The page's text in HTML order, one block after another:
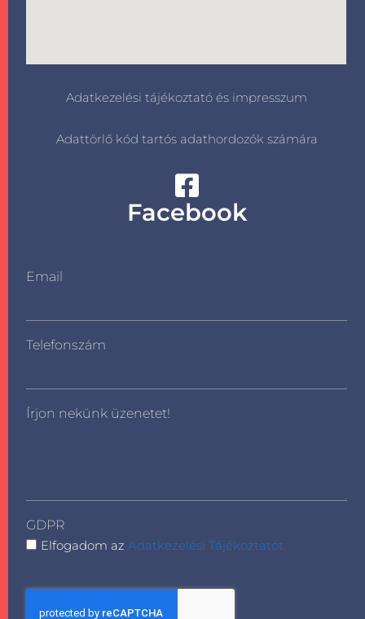
Adatkezelési tájékoztató és impresszum
Adattörlő kód tartós adathordozók számára
Facebook
Email
Telefonszám
Írjon nekünk üzenetet!
GDPR
Elfogadom azAdatkezelési Tájékoztatót.